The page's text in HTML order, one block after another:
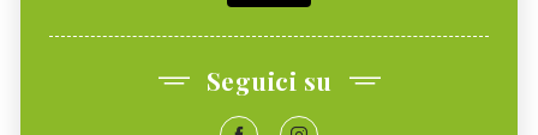
Seguici su